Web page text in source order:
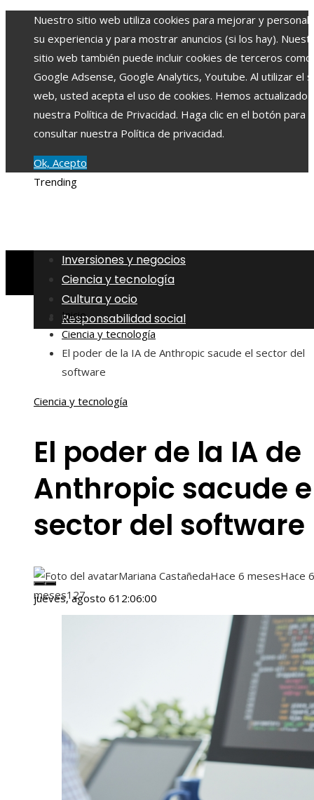
Nuestro sitio web utiliza cookies para mejorar y
su experiencia y para mostrar anuncios (si los hay).
sitio web también puede incluir cookies de terceros como
Google Adsense, Google Analytics, Youtube. Al utilizar el
web, usted acepta el uso de cookies. Hemos actualizado
nuestra Política de Privacidad. Haga clic en el botón para
consultar nuestra Política de privacidad.
Ok, Acepto
Trending
jueves, agosto 612:06:01
Inversiones y negocios
Ciencia y tecnología
Cultura y ocio
Responsabilidad social
Inicio
Ciencia y tecnología
El poder de la IA de Anthropic sacude el sector del
software
Ciencia y tecnología
El poder de la IA de
Anthropic sacude
sector del software
Mariana CastañedaHace 6 mesesHace 6
meses127